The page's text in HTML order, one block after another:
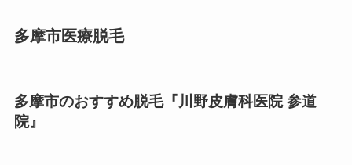
多摩市医療脱毛
多摩市のおすすめ脱毛『川野皮膚科医院 参道
院』